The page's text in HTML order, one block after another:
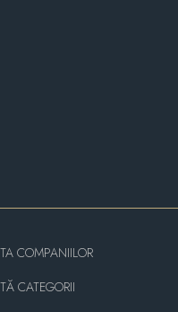
COMPANIILOR
CATEGORII